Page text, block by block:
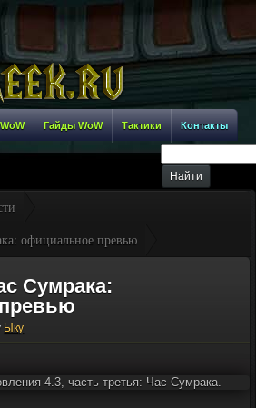
Гайды WoW Тактики Контакты
официальное превью
Сумрака:
Ыку